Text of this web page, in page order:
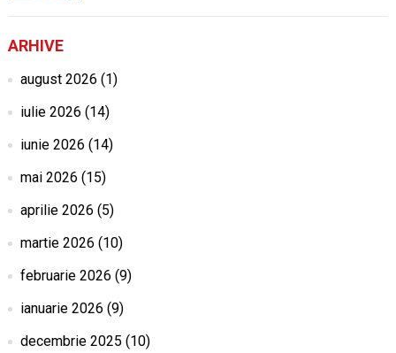
ARHIVE
august 2026 (1)
iulie 2026 (14)
iunie 2026 (14)
mai 2026 (15)
aprilie 2026 (5)
martie 2026 (10)
februarie 2026 (9)
ianuarie 2026 (9)
decembrie 2025 (10)